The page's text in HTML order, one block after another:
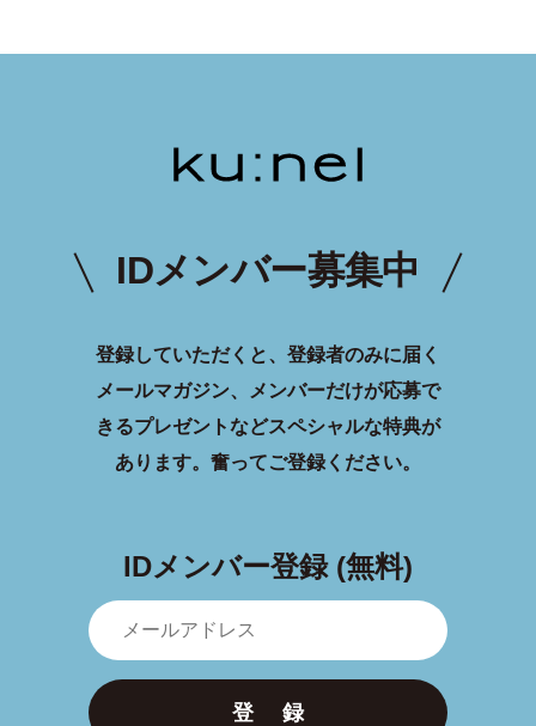
IDメンバー募集中
登録していただくと、登録者のみに届く
メールマガジン、メンバーだけが応募で
きるプレゼントなどスペシャルな特典が
あります。 奮ってご登録ください。
IDメンバー登録 (無料)
登 録